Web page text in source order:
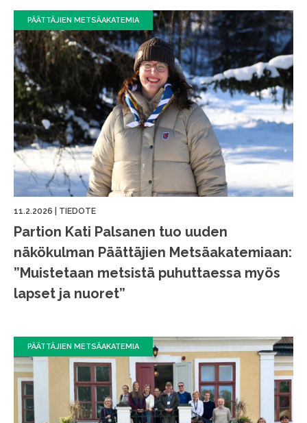
PÄÄTTÄJIEN METSÄAKATEMIA
11.2.2026 TIEDOTE
Partion Kati Palsanen tuo uuden
näkökulman Päättäjien Metsäakatemiaan:
”Muistetaan metsistä puhuttaessa myös
lapset ja nuoret”
PÄÄTTÄJIEN METSÄAKATEMIA